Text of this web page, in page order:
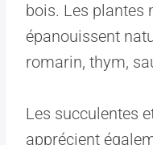
bois. Les plantes
épanouissent
romarin, thym,
Les succulentes
apprécient